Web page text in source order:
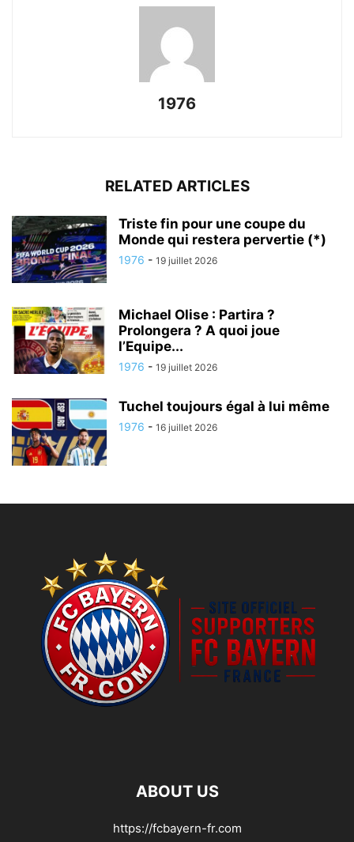
1976
RELATED ARTICLES
Triste fin pour une coupe du
Monde qui restera pervertie (*)
1976 - 19 juillet 2026
Michael Olise : Partira ?
Prolongera ? A quoi joue
l’Equipe...
1976 - 19 juillet 2026
Tuchel toujours égal à lui même
1976 - 16 juillet 2026
ABOUT US
https://fcbayern-fr.com